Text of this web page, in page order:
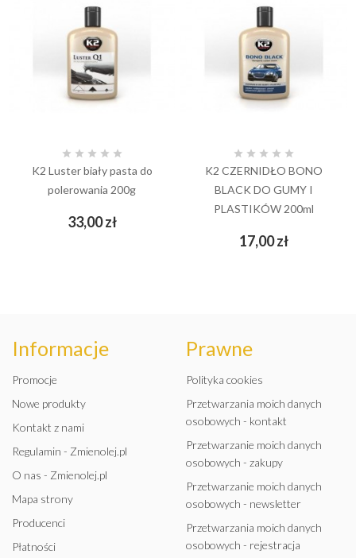
    
K2 Luster biały pasta do
polerowania 200g
33,00 złCena
    
K2 CZERNIDŁO BONO
BLACK DO GUMY I
PLASTIKÓW 200ml
17,00 złCena
Informacje
Promocje
Nowe produkty
Kontakt z nami
Regulamin - Zmienolej.pl
O nas - Zmienolej.pl
Mapa strony
Producenci
Płatności
Prawne
Polityka cookies
Przetwarzania moich danych
osobowych - kontakt
Przetwarzanie moich danych
osobowych - zakupy
Przetwarzanie moich danych
osobowych - newsletter
Przetwarzania moich danych
osobowych - rejestracja